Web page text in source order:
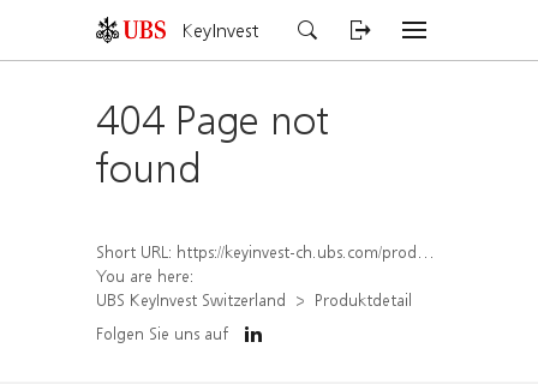
KeyInvest
404 Page not
found
Short URL: https://keyinvest-ch.ubs.com/produkt/detail/index/isin/CH1567425579
You are here:
UBS KeyInvest Switzerland
Produktdetail
Folgen Sie uns auf